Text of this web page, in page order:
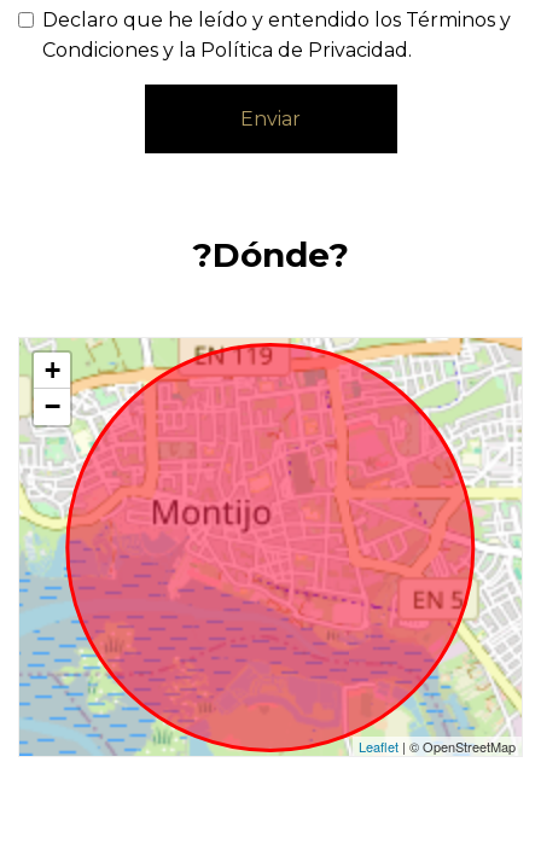
Declaro que he leído y entendido los Términos y
Condiciones y la Política de Privacidad .
Enviar
?Dónde?
+
−
Leaflet | © OpenStreetMap